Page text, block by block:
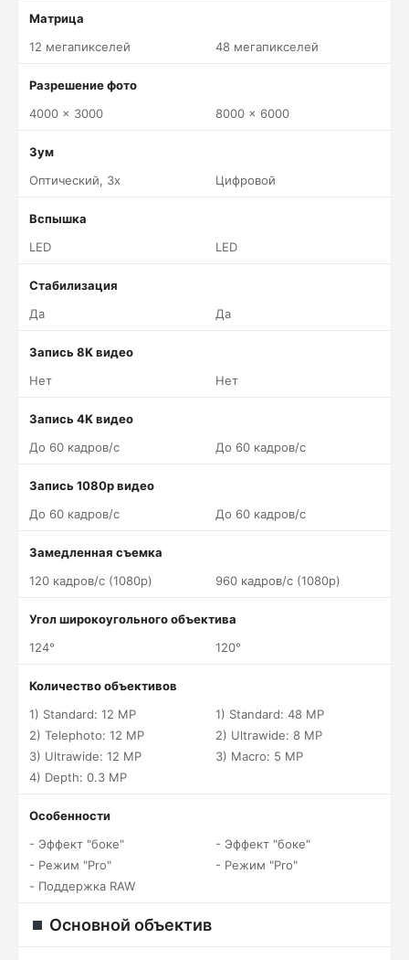
Матрица
12 мегапикселей
48 мегапикселей
Разрешение фото
4000 x 3000
8000 x 6000
Зум
Оптический, 3x
Цифровой
Вспышка
LED
LED
Стабилизация
Да
Да
Запись 8K видео
Нет
Нет
Запись 4K видео
До 60 кадров/c
До 60 кадров/c
Запись 1080p видео
До 60 кадров/c
До 60 кадров/c
Замедленная съемка
120 кадров/c (1080p)
960 кадров/c (1080p)
Угол широкоугольного объектива
124°
120°
Количество объективов
1) Standard: 12 MP
2) Telephoto: 12 MP
3) Ultrawide: 12 MP
4) Depth: 0.3 MP
1) Standard: 48 MP
2) Ultrawide: 8 MP
3) Macro: 5 MP
Особенности
- Эффект "боке"
- Режим "Pro"
- Поддержка RAW
- Эффект "боке"
- Режим "Pro"
Основной объектив